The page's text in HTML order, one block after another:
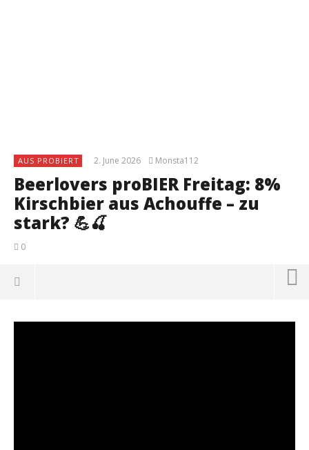
AUS PROBIERT 2. June 2026 Monsta112
Beerlovers proBIER Freitag: 8%
Kirschbier aus Achouffe – zu
stark? 💪🍒
0